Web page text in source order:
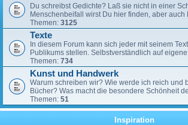
Du schreibst Gedichte? Laß sie nicht in einer
Menschenbeifall wirst Du hier finden, aber auch
Themen: 3125
Texte
In diesem Forum kann sich jeder mit seinem
Publikums stellen. Selbstverständlich auf
Themen: 734
Kunst und Handwerk
Warum schreiben wir? Wie werde ich reich und
Bücher? Was macht die besondere Schönheit
Themen: 51
Inspiration